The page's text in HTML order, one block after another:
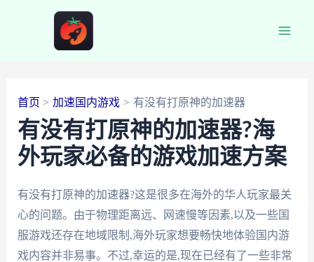
首页 加速国内游戏 有没有打原神的加速器
有没有打原神的加速器?海
外玩家必备的游戏加速方案
有没有打原神的加速器?这是很多在海外的华人玩家最关
心的问题。由于物理距离远、网速慢等因素,以及一些国
服游戏还存在地域限制,海外玩家想要畅快地体验国内游
戏内容并非易事。不过,幸运的是,现在已经有了一些非常